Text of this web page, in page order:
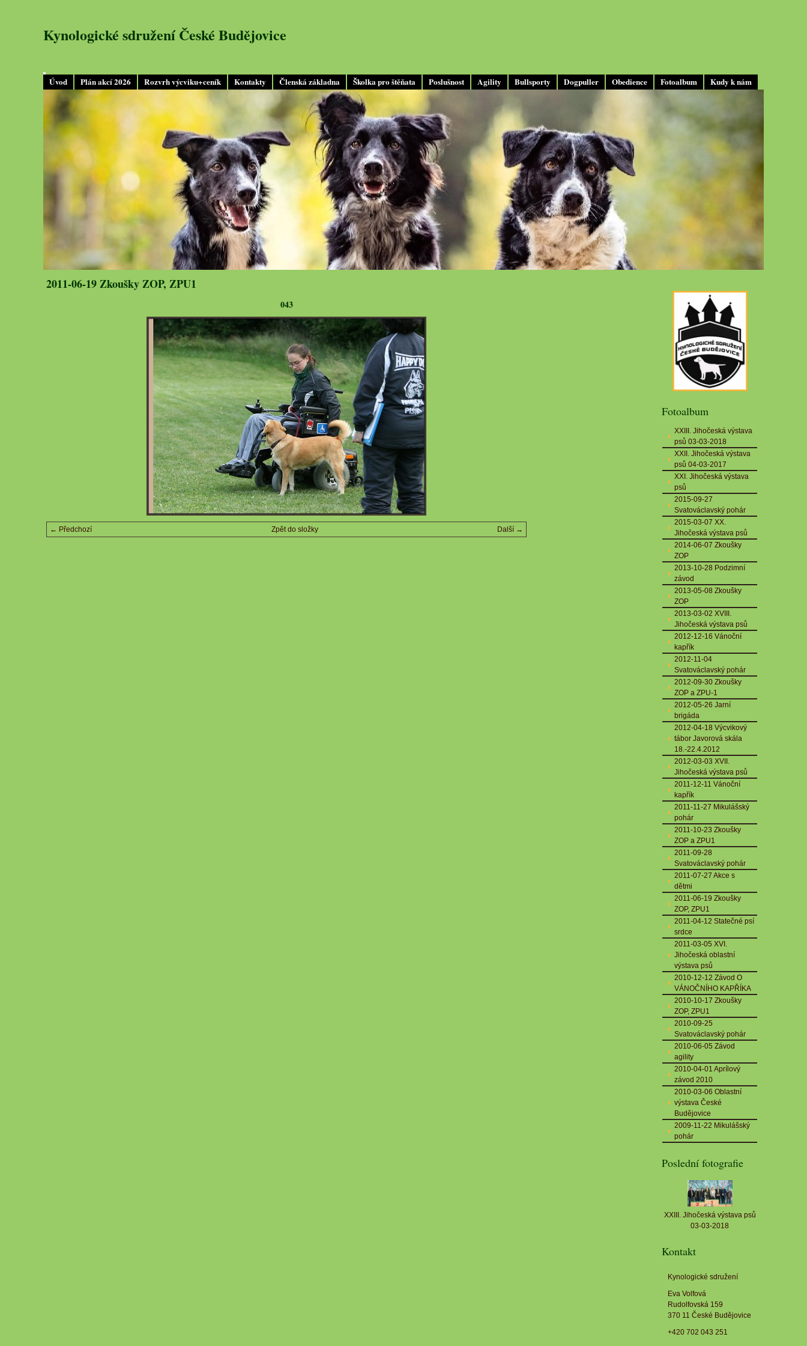
Úvod Plán akcí 2026 Rozvrh výcviku+ceník Kontakty Členská základna Školka pro štěňata Poslušnost Agility Bullsporty Dogpuller Obedience Fotoalbum Kudy k nám
Kynologické sdružení České Budějovice
2011-06-19 Zkoušky ZOP, ZPU1
043
← Předchozí Další →
Zpět do složky
Fotoalbum
XXIII. Jihočeská výstava
psů 03-03-2018
XXII. Jihočeská výstava
psů 04-03-2017
XXI. Jihočeská výstava
psů
2015-09-27
Svatováclavský pohár
2015-03-07 XX.
Jihočeská výstava psů
2014-06-07 Zkoušky
ZOP
2013-10-28 Podzimní
závod
2013-05-08 Zkoušky
ZOP
2013-03-02 XVIII.
Jihočeská výstava psů
2012-12-16 Vánoční
kapřík
2012-11-04
Svatováclavský pohár
2012-09-30 Zkoušky
ZOP a ZPU-1
2012-05-26 Jarní
brigáda
2012-04-18 Výcvikový
tábor Javorová skála
18.-22.4.2012
2012-03-03 XVII.
Jihočeská výstava psů
2011-12-11 Vánoční
kapřík
2011-11-27 Mikulášský
pohár
2011-10-23 Zkoušky
ZOP a ZPU1
2011-09-28
Svatováclavský pohár
2011-07-27 Akce s
dětmi
2011-06-19 Zkoušky
ZOP, ZPU1
2011-04-12 Statečné psí
srdce
2011-03-05 XVI.
Jihočeská oblastní
výstava psů
2010-12-12 Závod O
VÁNOČNÍHO KAPŘÍKA
2010-10-17 Zkoušky
ZOP, ZPU1
2010-09-25
Svatováclavský pohár
2010-06-05 Závod
agility
2010-04-01 Aprílový
závod 2010
2010-03-06 Oblastní
výstava České
Budějovice
2009-11-22 Mikulášský
pohár
Poslední fotografie
XXIII. Jihočeská výstava psů
03-03-2018
Kontakt
Kynologické sdružení
Eva Volfová
Rudolfovská 159
370 11 České Budějovice
+420 702 043 251